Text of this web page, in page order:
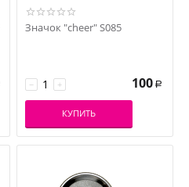
Значок "cheer" S085
+
− 100 Р
КУПИТЬ